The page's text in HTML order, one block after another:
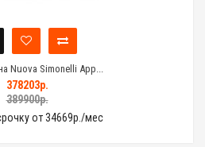
Nuova Simonelli App...
378203р.
389900р.
от 34669р./мес